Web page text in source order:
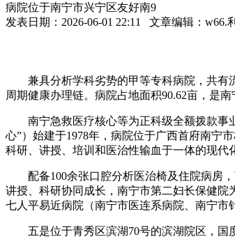
病院位于南宁市兴宁区友好南9
发表日期：2026-06-01 22:11 文章编辑：
兼具分析学科劣势的甲等专科病院，共有流
周期健康办理链。病院占地面积90.62亩，是
南宁急救医疗核心等为正科级全额拨款事业
心”）始建于1978年，病院位于广西首府南宁
科研、讲授、培训和医治性输血于一体的现代
配备100余张口腔分析医治椅及住院病房，
讲授、科研协同成长，南宁市第二妇长保健院
七人平易近病院（南宁市医连系病院、南宁市
五是位于青秀区滨湖70号的滨湖院区，国度